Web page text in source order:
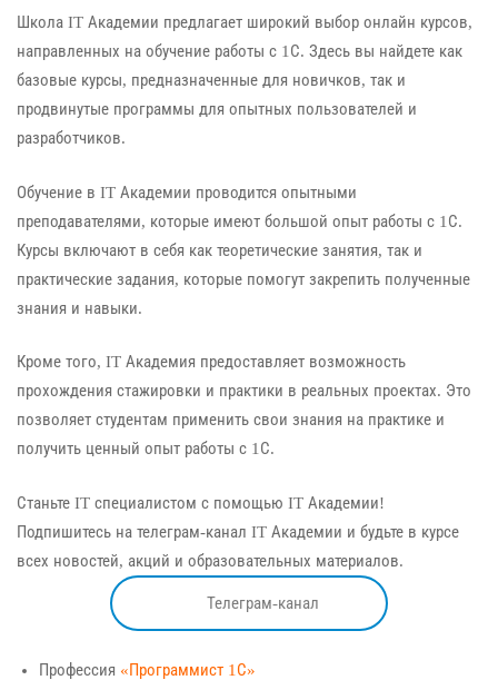
Школа IT Академии предлагает широкий выбор онлайн курсов,
направленных на обучение работы с 1С. Здесь вы найдете как
базовые курсы, предназначенные для новичков, так и
продвинутые программы для опытных пользователей и
разработчиков.
Обучение в IT Академии проводится опытными
преподавателями, которые имеют большой опыт работы с 1С.
Курсы включают в себя как теоретические занятия, так и
практические задания, которые помогут закрепить полученные
знания и навыки.
Кроме того, IT Академия предоставляет возможность
прохождения стажировки и практики в реальных проектах. Это
позволяет студентам применить свои знания на практике и
получить ценный опыт работы с 1С.
Станьте IT специалистом с помощью IT Академии!
Подпишитесь на телеграм-канал IT Академии и будьте в курсе
всех новостей, акций и образовательных материалов.
Телеграм-канал
Профессия «Программист 1С»